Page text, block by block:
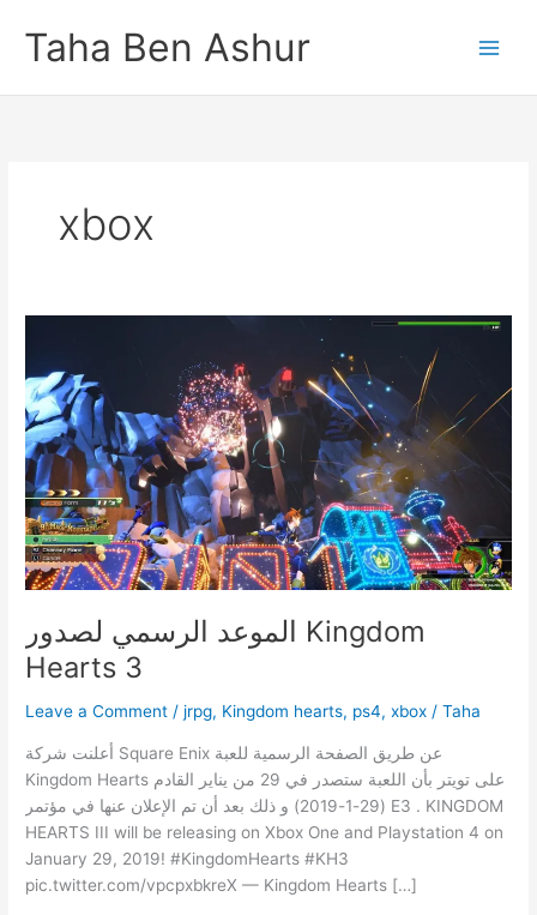
content
Taha Ben Ashur
xbox
الموعد الرسمي لصدور Kingdom
Hearts 3
Leave a Comment /jrpg, Kingdom hearts, ps4,xbox /Taha
أعلنت شركة Square Enix عن طريق الصفحة الرسمية للعبة
Kingdom Hearts على تويتر بأن اللعبة ستصدر في 29 من يناير القادم
(29-1-2019) و ذلك بعد أن تم الإعلان عنها في مؤتمر E3 . KINGDOM
HEARTS III will be releasing on Xbox One and Playstation 4 on
January 29, 2019! #KingdomHearts #KH3
pic.twitter.com/vpcpxbkreX — Kingdom Hearts […]